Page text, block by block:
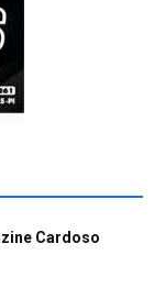
Cardoso